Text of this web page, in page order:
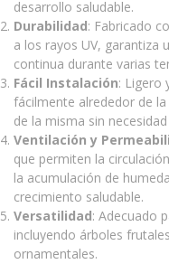
desarrollo saludable.
Durabilidad: Fabricado
a los rayos UV, garantiza
continua durante varias
Fácil Instalación: Ligero
fácilmente alrededor de
de la misma sin
Ventilación y
que permiten la
la acumulación de
crecimiento saludable.
Versatilidad: Adecuado
incluyendo árboles
ornamentales.